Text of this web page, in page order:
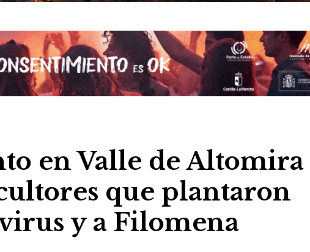
en Valle de Altomira
que plantaron
y a Filomena